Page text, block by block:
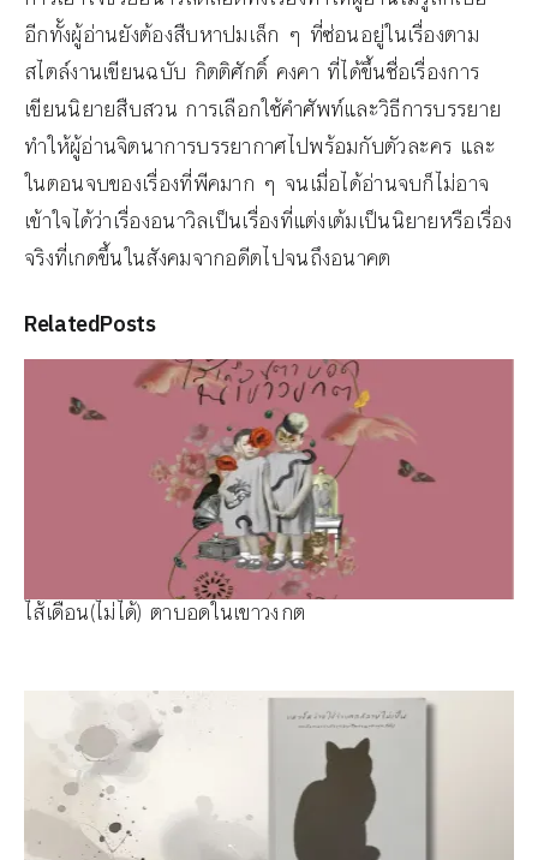
อีกทั้งผู้อ่านยังต้องสืบหาปมเล็ก ๆ ที่ซ่อนอยู่ในเรื่องตาม
สไตล์งานเขียนฉบับ กิตติศักดิ์ คงคา ที่ได้ขึ้นชื่อเรื่องการ
เขียนนิยายสืบสวน การเลือกใช้คำศัพท์และวิธีการบรรยาย
ทำให้ผู้อ่านจิตนาการบรรยากาศไปพร้อมกับตัวละคร และ
ในตอนจบของเรื่องที่พีคมาก ๆ จนเมื่อได้อ่านจบก็ไม่อาจ
เข้าใจได้ว่าเรื่องอนาวิลเป็นเรื่องที่แต่งเต้มเป็นนิยายหรือเรื่อง
จริงที่เกดขึ้นในสังคมจากอดีตไปจนถึงอนาคต
RelatedPosts
ไส้เดือน(ไม่ได้) ตาบอดในเขาวงกต